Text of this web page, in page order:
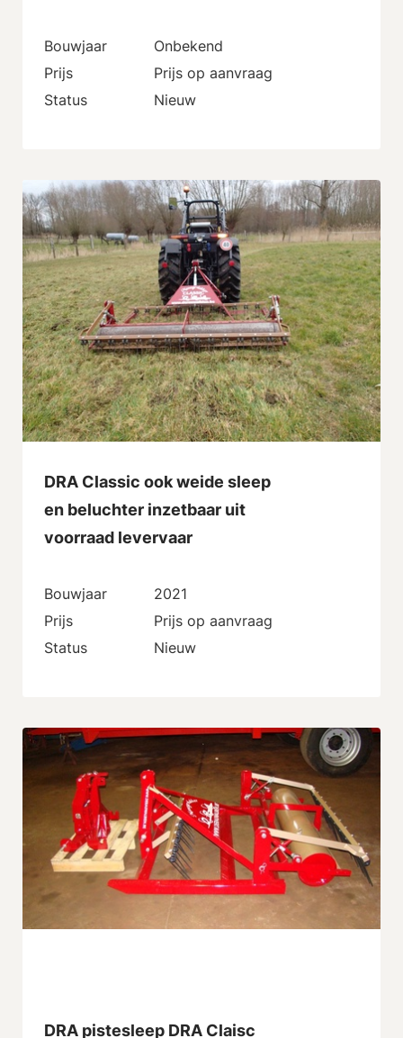
Bouwjaar
Onbekend
Prijs
Prijs op aanvraag
Status
Nieuw
DRA Classic ook weide sleep
en beluchter inzetbaar uit
voorraad levervaar
Bouwjaar
2021
Prijs
Prijs op aanvraag
Status
Nieuw
DRA pistesleep DRA Claisc